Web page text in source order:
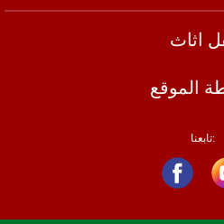
اثاث
الموقع
تابعنا: